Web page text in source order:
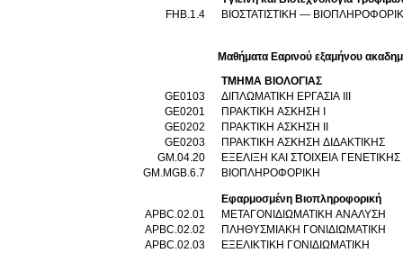
FHB.1.4
ΒΙΟΣΤΑΤΙΣΤΙΚΗ —
Μαθήματα Εαρινού εξαμήνου
ΤΜΗΜΑ ΒΙΟΛΟΓΙΑΣ
GE0103
ΔΙΠΛΩΜΑΤΙΚΗ ΕΡΓΑΣΙΑ ΙΙΙ
GE0201
ΠΡΑΚΤΙΚΗ ΑΣΚΗΣΗ Ι
GE0202
ΠΡΑΚΤΙΚΗ ΑΣΚΗΣΗ ΙΙ
GE0203
ΠΡΑΚΤΙΚΗ ΑΣΚΗΣΗ ΔΙΔΑΚΤΙΚΗΣ
GM.04.20
ΕΞΕΛΙΞΗ ΚΑΙ ΣΤΟΙΧΕΙΑ
GM.MGB.6.7
ΒΙΟΠΛΗΡΟΦΟΡΙΚΗ
Εφαρμοσμένη Βιοπληροφορική
APBC.02.01
ΜΕΤΑΓΟΝΙΔΙΩΜΑΤΙΚΗ ΑΝΑΛΥΣΗ
APBC.02.02
ΠΛΗΘΥΣΜΙΑΚΗ ΓΟΝΙΔΙΩΜΑΤΙΚΗ
APBC.02.03
ΕΞΕΛΙΚΤΙΚΗ ΓΟΝΙΔΙΩΜΑΤΙΚΗ